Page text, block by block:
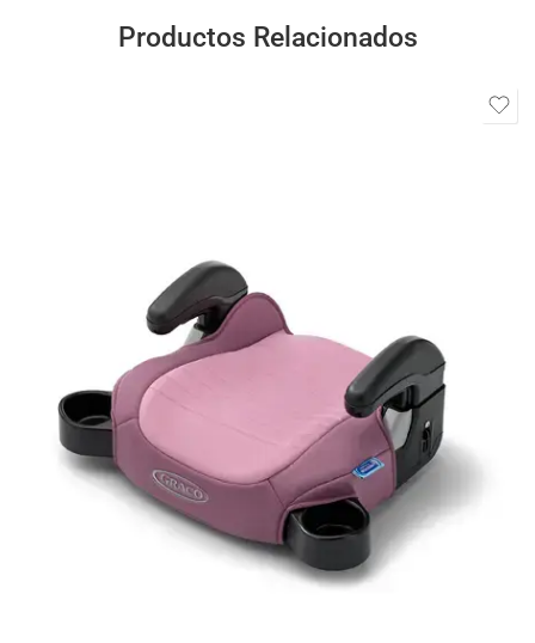
Productos Relacionados